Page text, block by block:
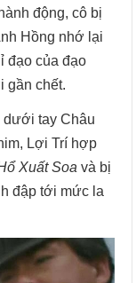
động, cô bị
Hồng nhớ lại
đạo của đạo
gần chết.
dưới tay Châu
Lợi Trí hợp
Xuất Soavà bị
đập tới mức la